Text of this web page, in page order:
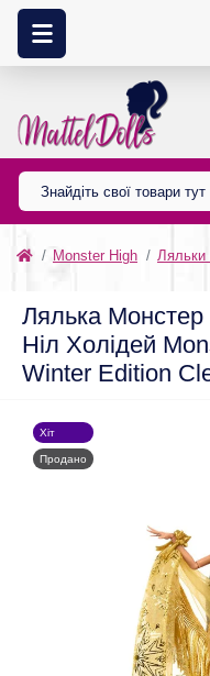
Monster High Ляльки
Лялька Монстер
Ніл Холідей
Winter Edition
Хіт
Продано